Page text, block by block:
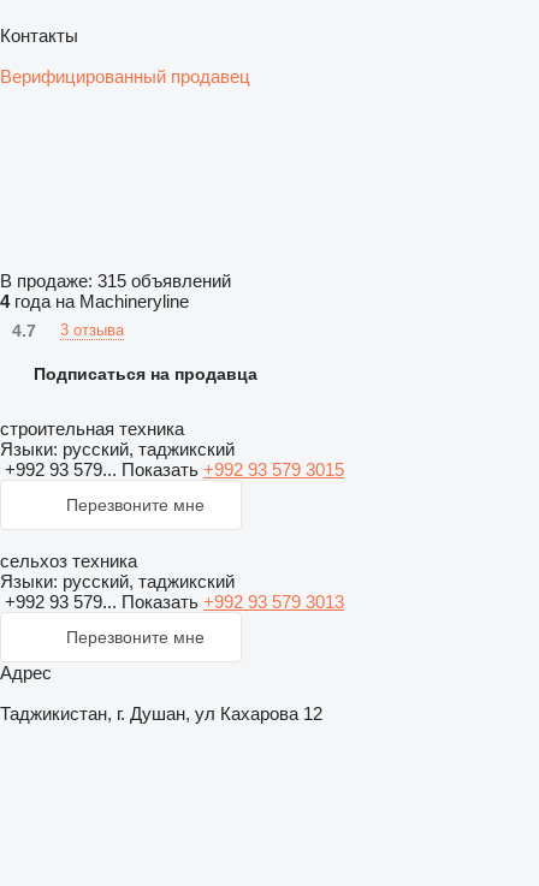
Контакты
Верифицированный продавец
В продаже: 315 объявлений
4года на Machineryline
4.7 3 отзыва
Подписаться на продавца
строительная техника
Языки: русский, таджикский
+992 93 579... Показать +992 93 579 3015
Перезвоните мне
сельхоз техника
Языки: русский, таджикский
+992 93 579... Показать +992 93 579 3013
Перезвоните мне
Адрес
Таджикистан, г. Душан, ул Кахарова 12